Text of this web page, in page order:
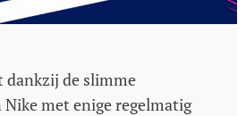
dankzij de slimme
met enige regelmatig